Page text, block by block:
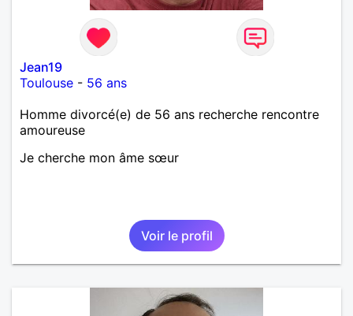
Jean19
Toulouse - 56 ans
Homme divorcé(e) de 56 ans recherche rencontre
amoureuse
Je cherche mon âme sœur
Voir le profil